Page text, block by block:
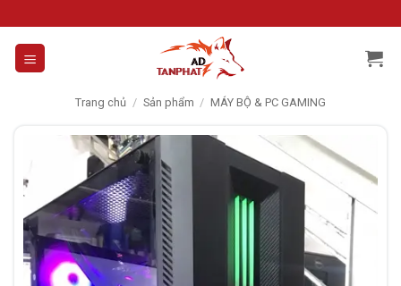
to
content
Trang chủ / Sản phẩm / MÁY BỘ & PC GAMING